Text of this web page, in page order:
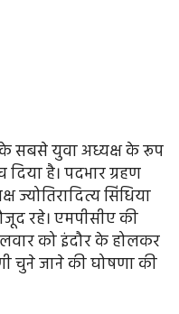
के सबसे युवा अध्यक्ष के रूप
है। पदभार ग्रहण
ज्योतिरादित्य सिंधिया
रहे। एमपीसीए की
को इंदौर के होलकर
चुने जाने की घोषणा की